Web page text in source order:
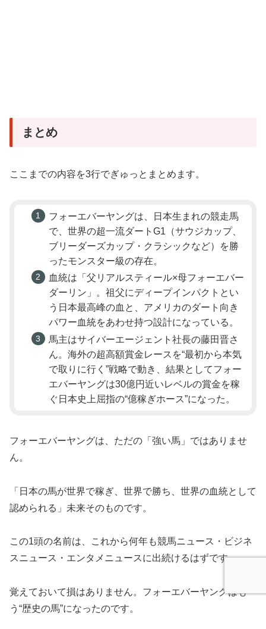
まとめ
ここまでの内容を3行でぎゅっとまとめます。
フォーエバーヤングは、日本生まれの競走馬
で、世界の超一流ダートG1（サウジカップ、
ブリーダーズカップ・クラシックなど）を勝
ったモンスター級の存在。
血統は「父リアルスティール×母フォーエバー
ダーリン」。祖父にディープインパクトとい
う日本最高峰の血と、アメリカのダート向き
パワー血統をあわせ持つ設計になっている。
馬主はサイバーエージェント社長の藤田晋さ
ん。海外の超高額賞金レースを“最初から本気
で取りに行く”戦略で動き、結果としてフォー
エバーヤングは30億円近いレベルの賞金を稼
ぐ日本史上屈指の“億稼ぎホース”になった。
フォーエバーヤングは、ただの「強い馬」ではありませ
ん。
「日本の馬が世界で稼ぎ、世界で勝ち、世界の血統として
認められる」未来そのものです。
この1頭の名前は、これから何年も競馬ニュース・ビジネ
スニュース・エンタメニュースに出続けるはずです。
覚えておいて損はありません。フォーエバーヤングはも
う“歴史の馬”になったのです。